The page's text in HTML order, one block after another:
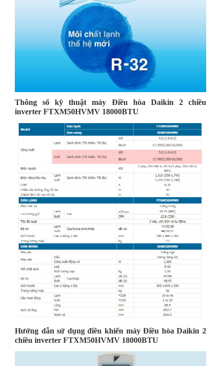
Thông số kỹ thuật máy Điều hòa Daikin 2 chiều
inverter FTXM50HVMV 18000BTU
Hướng dẫn sử dụng điều khiển máyĐiều hòa Daikin 2
chiều inverter FTXM50HVMV 18000BTU